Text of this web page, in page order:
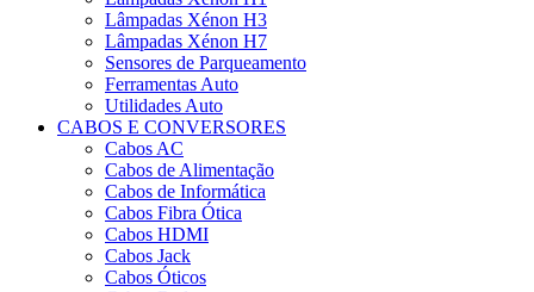
Lâmpadas Xénon H3
Lâmpadas Xénon H7
Sensores de Parqueamento
Ferramentas Auto
Utilidades Auto
CABOS E CONVERSORES
Cabos AC
Cabos de Alimentação
Cabos de Informática
Cabos Fibra Ótica
Cabos HDMI
Cabos Jack
Cabos Óticos